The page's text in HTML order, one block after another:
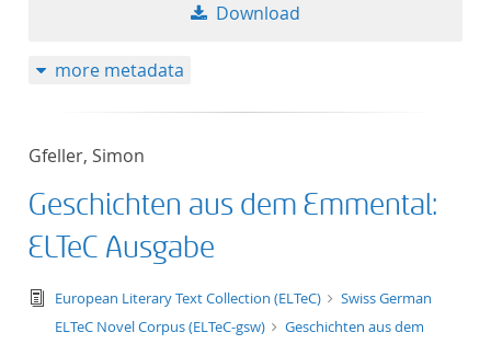
Download
more metadata
Gfeller, Simon
Geschichten aus dem Emmental:
ELTeC Ausgabe
text/tg.edition+tg.aggregation+xml
European Literary Text Collection (ELTeC)
Swiss German
ELTeC Novel Corpus (ELTeC-gsw)
Geschichten aus dem